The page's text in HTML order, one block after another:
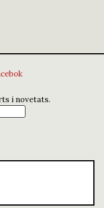
i novetats.